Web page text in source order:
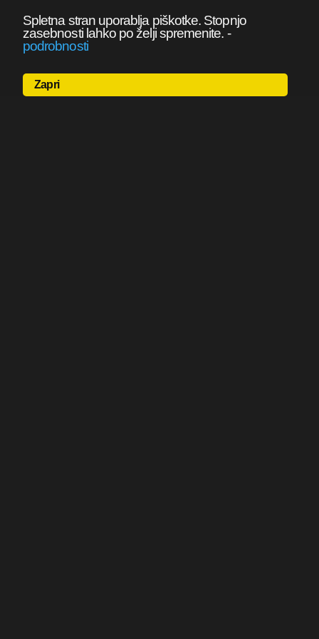
Spletna stran uporablja piškotke. Stopnjo
zasebnosti lahko po želji spremenite. -
podrobnosti
Zapri